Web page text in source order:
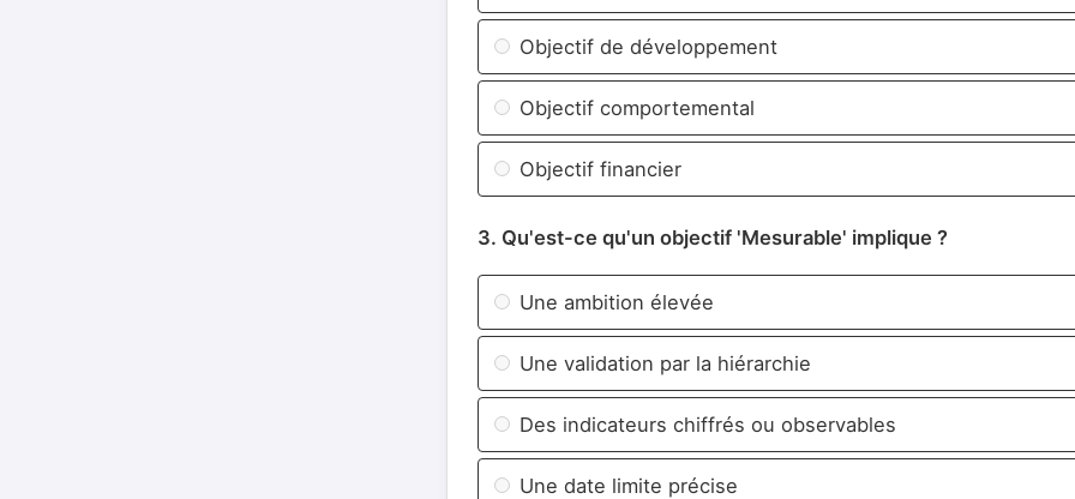
Objectif de développement
Objectif comportemental
Objectif financier
3. Qu'est-ce qu'un objectif 'Mesurable' implique ?
Une ambition élevée
Une validation par la hiérarchie
Des indicateurs chiffrés ou observables
Une date limite précise